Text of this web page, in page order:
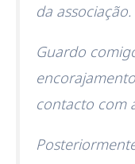
da associação.
Guardo
contacto com